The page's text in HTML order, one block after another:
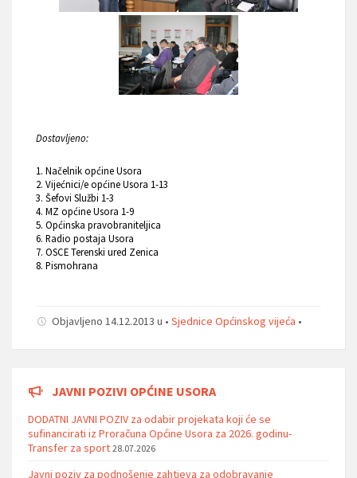
Dostavljeno:
1. Načelnik općine Usora
2. Vijećnici/e općine Usora 1-13
3. Šefovi Službi 1-3
4. MZ općine Usora 1-9
5. Općinska pravobraniteljica
6. Radio postaja Usora
7. OSCE Terenski ured Zenica
8. Pismohrana
Objavljeno 14.12.2013 u • Sjednice Općinskog vijeća •
JAVNI POZIVI OPĆINE USORA
DODATNI JAVNI POZIV za odabir projekata koji će se
sufinancirati iz Proračuna Općine Usora za 2026. godinu-
Transfer za sport 28.07.2026
Javni poziv za podnošenje zahtjeva za odobravanje